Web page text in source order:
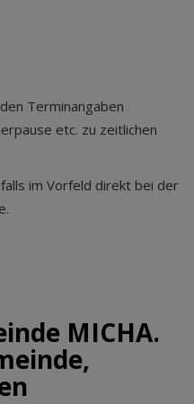
Terminangaben
etc. zu zeitlichen
im Vorfeld direkt bei der
MICHA.